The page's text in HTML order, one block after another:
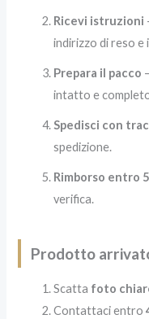
Ricevi istruzioni
indirizzo di reso e
Prepara il pacco
intatto e
Spedisci con
spedizione.
Rimborso entro
verifica.
Prodotto
Scatta foto
Contattaci entro